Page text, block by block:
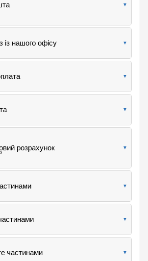
▼
із нашого офісу ▼
▼
▼
розрахунок ▼
▼
▼
частинами ▼